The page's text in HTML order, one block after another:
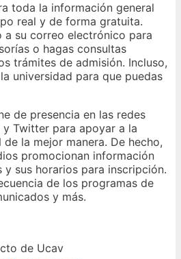
toda la información general
real y de forma gratuita.
a su correo electrónico para
o hagas consultas
trámites de admisión. Incluso,
universidad para que puedas
de presencia en las redes
Twitter para apoyar a la
la mejor manera. De hecho,
promocionan información
y sus horarios para inscripción.
de los programas de
y más.
de Ucav